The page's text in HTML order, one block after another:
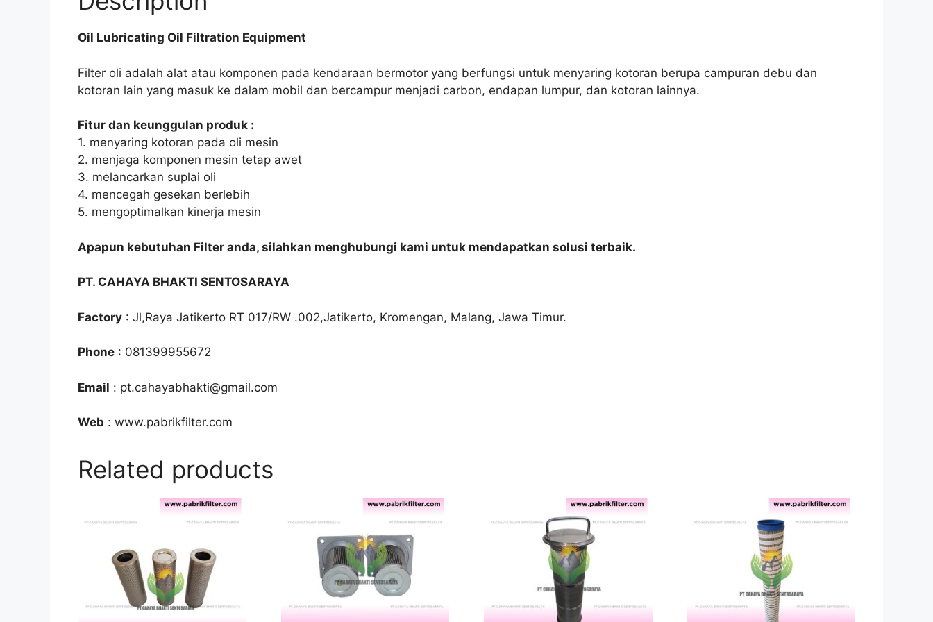
Oil Lubricating Oil Filtration Equipment
Filter oli adalah alat atau komponen pada kendaraan bermotor yang berfungsi untuk menyaring kotoran berupa campuran debu dan
kotoran lain yang masuk ke dalam mobil dan bercampur menjadi carbon, endapan lumpur, dan kotoran lainnya.
Fitur dan keunggulan produk :
1. menyaring kotoran pada oli mesin
2. menjaga komponen mesin tetap awet
3. melancarkan suplai oli
4. mencegah gesekan berlebih
5. mengoptimalkan kinerja mesin
Apapun kebutuhan Filter anda, silahkan menghubungi kami untuk mendapatkan solusi terbaik.
PT. CAHAYA BHAKTI SENTOSARAYA
Factory : Jl,Raya Jatikerto RT 017/RW .002,Jatikerto, Kromengan, Malang, Jawa Timur.
Phone : 081399955672
Email : pt.cahayabhakti@gmail.com
Web : www.pabrikfilter.com
Related products